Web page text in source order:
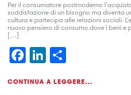
Per il consumatore postmoderno
soddisfazione di un bisogno ma diventa
cultura e partecipa alle relazioni sociali.
nuovo pensiero di consumo dove i beni e
[…]
Facebook
LinkedIn
CONTINUA A LEGGERE...